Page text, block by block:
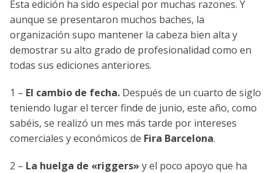
Esta edición ha sido especial por muchas razones. Y
aunque se presentaron muchos baches, la
organización supo mantener la cabeza bien alta y
demostrar su alto grado de profesionalidad como en
todas sus ediciones anteriores.
1 – El cambio de fecha. Después de un cuarto de siglo
teniendo lugar el tercer finde de junio, este año, como
sabéis, se realizó un mes más tarde por intereses
comerciales y económicos de Fira Barcelona.
2 – La huelga de «riggers» y el poco apoyo que ha